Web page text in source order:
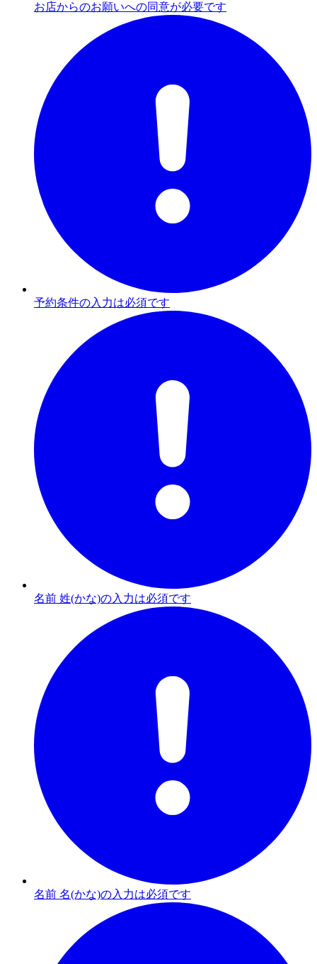
お店からのお願いへの同意が必要です
予約条件の入力は必須です
名前 姓(かな)の入力は必須です
名前 名(かな)の入力は必須です